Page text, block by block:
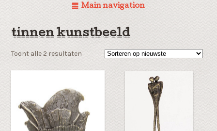
Main navigation
tinnen kunstbeeld
Toont alle 2 resultatenGesorteerd